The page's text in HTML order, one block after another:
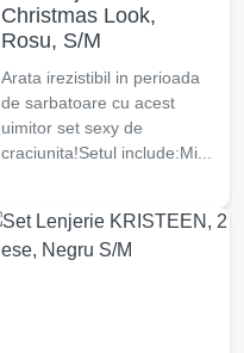
Christmas Look,
Rosu, S/M
Arata irezistibil in perioada
de sarbatoare cu acest
uimitor set sexy de
craciunita!Setul include:Mi...